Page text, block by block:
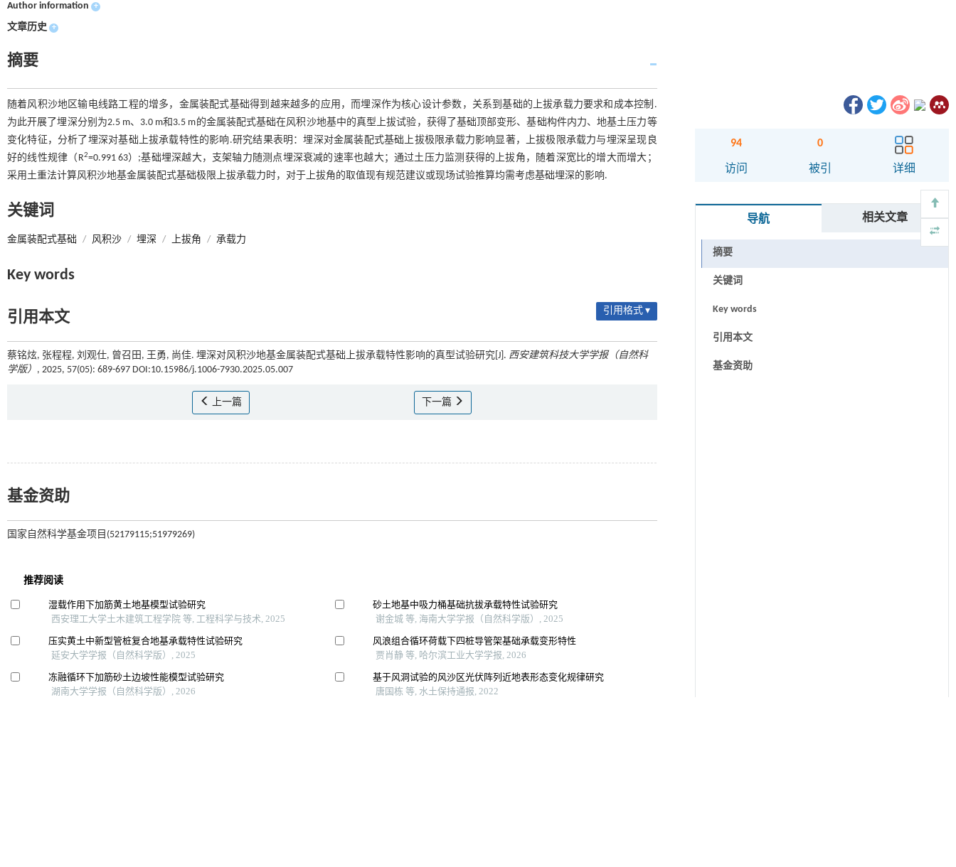
Author information +
文章历史 +
摘要
随着风积沙地区输电线路工程的增多，金属装配式基础得到越来越多的应用，而埋深作为核心设计参数，关系到基础的上拔承载力要求和成本控制.
为此开展了埋深分别为2.5 m、3.0 m和3.5 m的金属装配式基础在风积沙地基中的真型上拔试验，获得了基础顶部变形、基础构件内力、地基土压力等
变化特征，分析了埋深对基础上拔承载特性的影响.研究结果表明：埋深对金属装配式基础上拔极限承载力影响显著，上拔极限承载力与埋深呈现良
好的线性规律（R2=0.991 63）;基础埋深越大，支架轴力随测点埋深衰减的速率也越大；通过土压力监测获得的上拔角，随着深宽比的增大而增大；
采用土重法计算风积沙地基金属装配式基础极限上拔承载力时，对于上拔角的取值现有规范建议或现场试验推算均需考虑基础埋深的影响.
关键词
金属装配式基础 / 风积沙 / 埋深 / 上拔角 / 承载力
Key words
引用本文 引用格式 ▾
蔡铭炫, 张程程, 刘观仕, 曾召田, 王勇, 尚佳. 埋深对风积沙地基金属装配式基础上拔承载特性影响的真型试验研究[J]. 西安建筑科技大学学报（自然科
学版） , 2025, 57(05): 689-697 DOI:10.15986/j.1006-7930.2025.05.007
上一篇 下一篇
基金资助
国家自然科学基金项目(52179115;51979269)
94
访问
0
被引 详细
导航 相关文章
摘要
关键词
Key words
引用本文
基金资助